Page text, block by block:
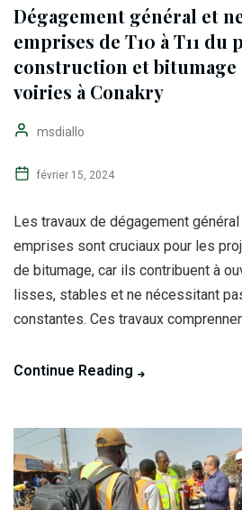
Dégagement général et
emprises de T10 à T11 du
construction et bitumage
voiries à Conakry
msdiallo
février 15, 2024
Les travaux de dégagement
emprises sont cruciaux pour les
de bitumage, car ils contribuent à
lisses, stables et ne nécessitant
constantes. Ces travaux
Continue Reading